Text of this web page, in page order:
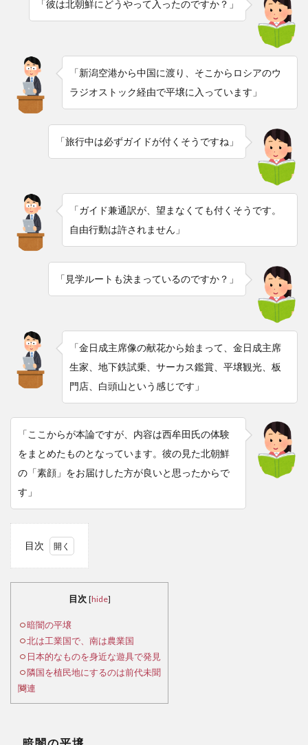
「彼は北朝鮮にどうやって入ったのですか？」
「新潟空港から中国に渡り、そこからロシアのウ
ラジオストック経由で平壌に入っています」
「旅行中は必ずガイドが付くそうですね」
「ガイド兼通訳が、望まなくても付くそうです。
自由行動は許されません」
「見学ルートも決まっているのですか？」
「金日成主席像の献花から始まって、金日成主席
生家、地下鉄試乗、サーカス鑑賞、平壌観光、板
門店、白頭山という感じです」
「ここからが本論ですが、内容は西牟田氏の体験
をまとめたものとなっています。彼の見た北朝鮮
の「素顔」をお届けした方が良いと思ったからで
す」
目次
2
北
は工
業国
で、
南は
国
目次 [hide]
暗闇の平壌
北は工業国で、南は農業国
日本的なものを身近な遊具で発見
隣国を植民地にするのは前代未聞
関連
暗闇の平壌